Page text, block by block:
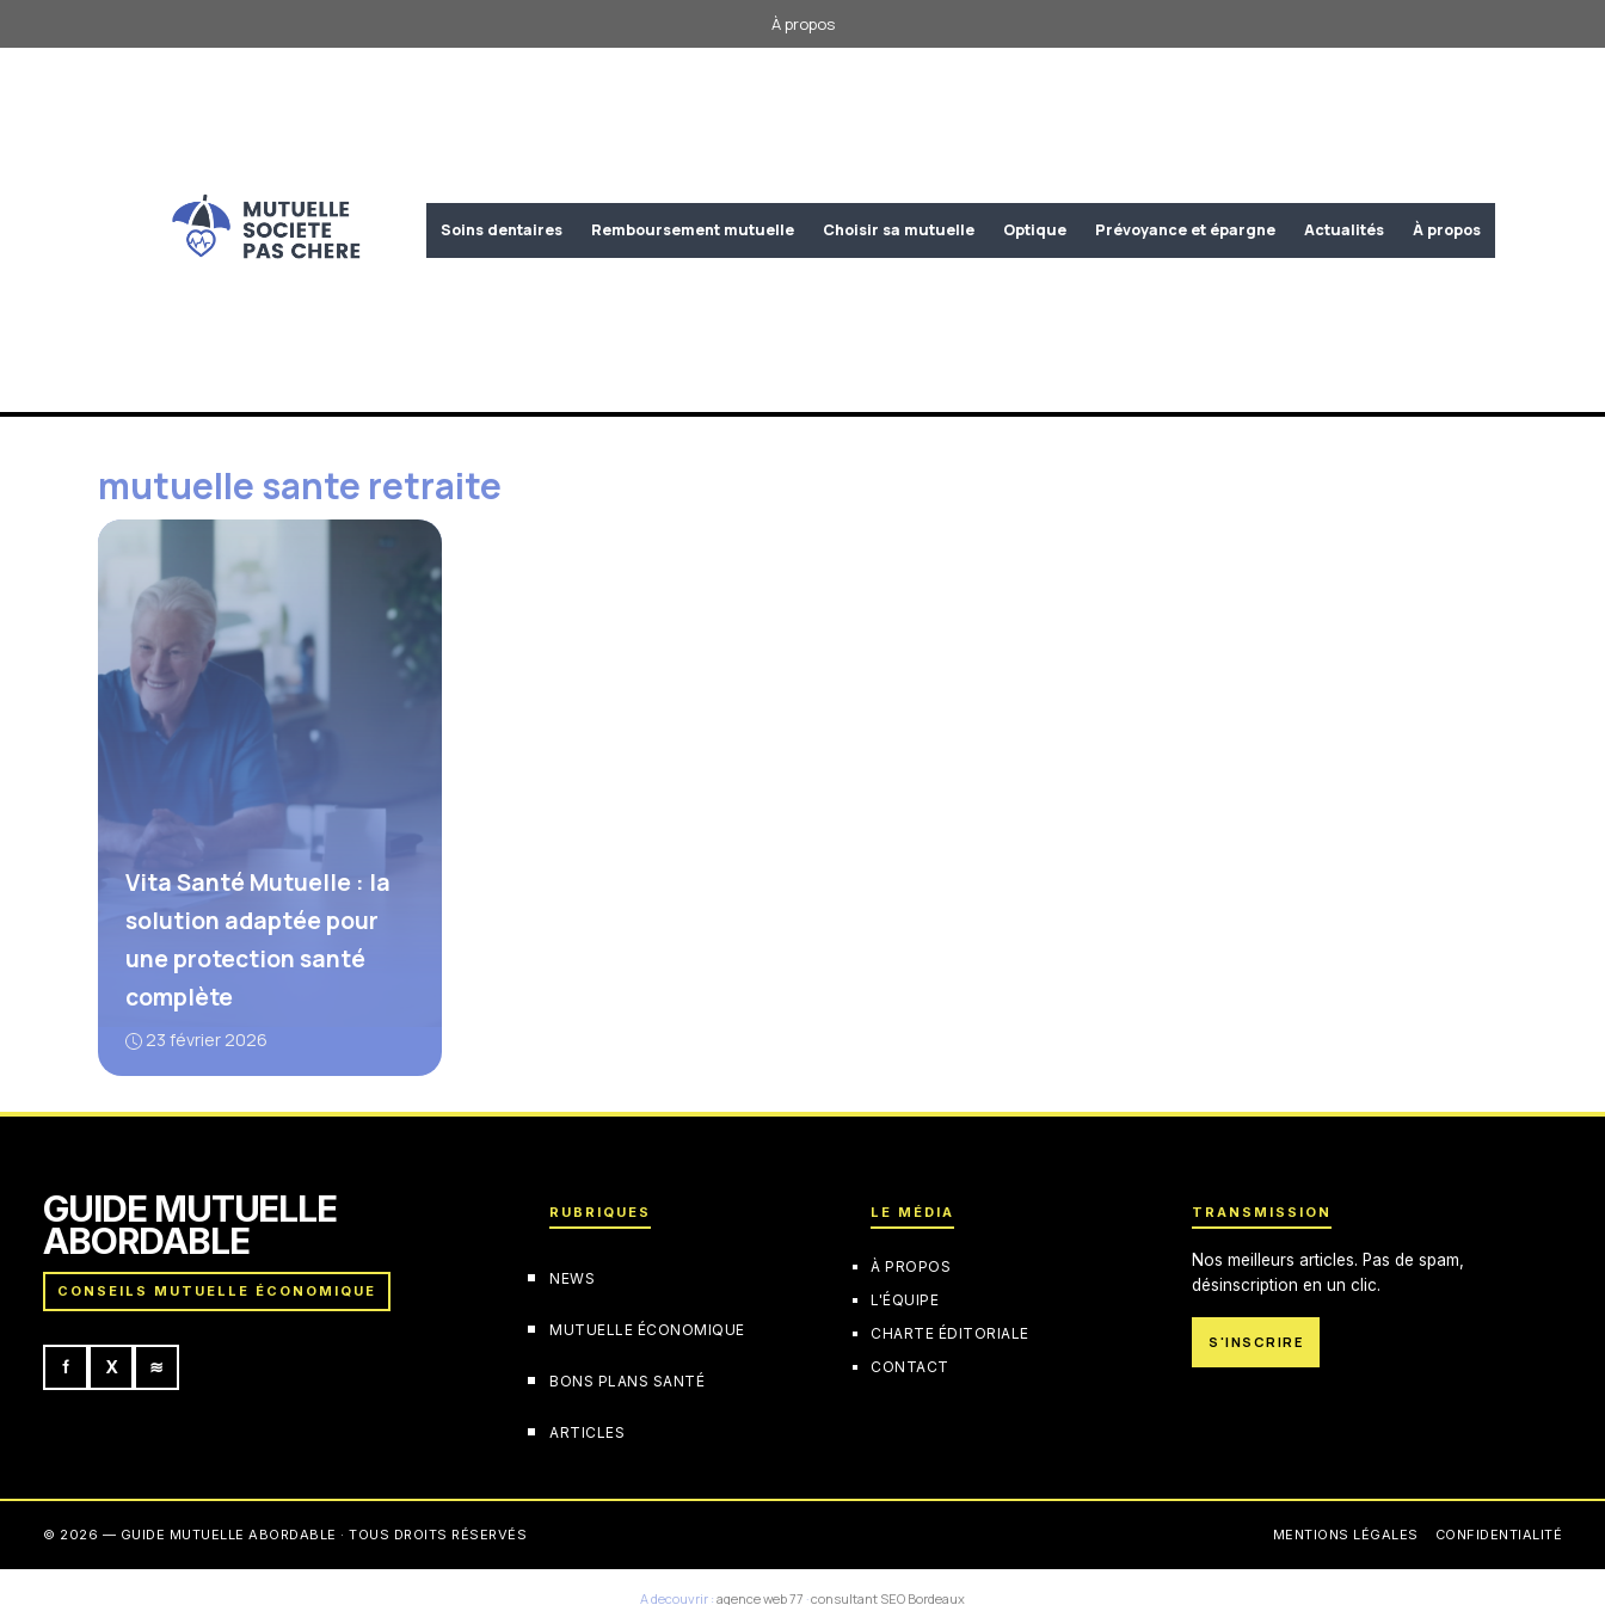
au
À propos
Soins dentaires Remboursement mutuelle Choisir sa mutuelle Optique Prévoyance et épargne Actualités À propos
mutuelle sante retraite
Vita Santé Mutuelle : la
solution adaptée pour
une protection santé
complète
23 février 2026
GUIDE MUTUELLE
ABORDABLE
CONSEILS MUTUELLE ÉCONOMIQUE
f X ≋
RUBRIQUES
NEWS
MUTUELLE ÉCONOMIQUE
BONS PLANS SANTÉ
ARTICLES
LE MÉDIA
À PROPOS
L'ÉQUIPE
CHARTE ÉDITORIALE
CONTACT
TRANSMISSION
Nos meilleurs articles. Pas de spam,
désinscription en un clic.
S'INSCRIRE
© 2026 — GUIDE MUTUELLE ABORDABLE · TOUS DROITS RÉSERVÉS MENTIONS LÉGALES CONFIDENTIALITÉ
A decouvrir : agence web 77 ·consultant SEO Bordeaux